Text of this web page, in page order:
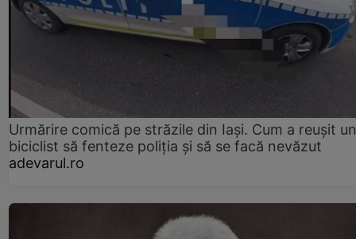
Urmărire comică pe străzile din Iași. Cum a reușit un
biciclist să fenteze poliția și să se facă nevăzut
adevarul.ro